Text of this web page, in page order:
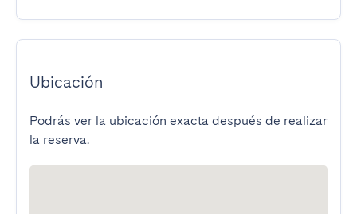
Ubicación
Podrás ver la ubicación exacta después de realizar
la reserva.